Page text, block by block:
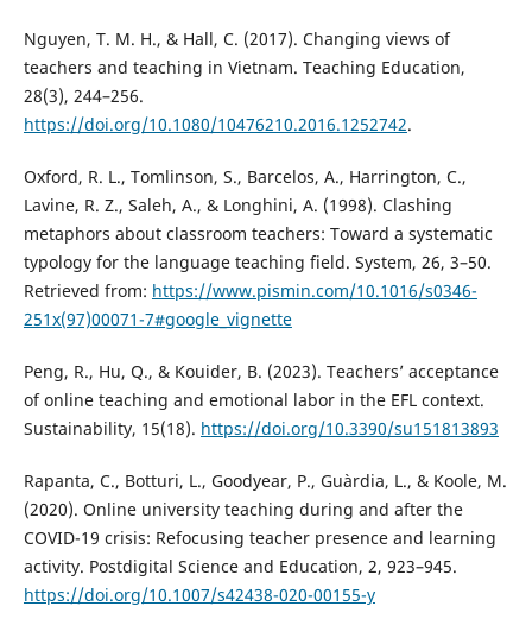
Nguyen, T. M. H., & Hall, C. (2017). Changing views of
teachers and teaching in Vietnam. Teaching Education,
28(3), 244–256.
https://doi.org/10.1080/10476210.2016.1252742.
Oxford, R. L., Tomlinson, S., Barcelos, A., Harrington, C.,
Lavine, R. Z., Saleh, A., & Longhini, A. (1998). Clashing
metaphors about classroom teachers: Toward a systematic
typology for the language teaching field. System, 26, 3–50.
Retrieved from: https://www.pismin.com/10.1016/s0346-
251x(97)00071-7#google_vignette
Peng, R., Hu, Q., & Kouider, B. (2023). Teachers’ acceptance
of online teaching and emotional labor in the EFL context.
Sustainability, 15(18). https://doi.org/10.3390/su151813893
Rapanta, C., Botturi, L., Goodyear, P., Guàrdia, L., & Koole, M.
(2020). Online university teaching during and after the
COVID-19 crisis: Refocusing teacher presence and learning
activity. Postdigital Science and Education, 2, 923–945.
https://doi.org/10.1007/s42438-020-00155-y